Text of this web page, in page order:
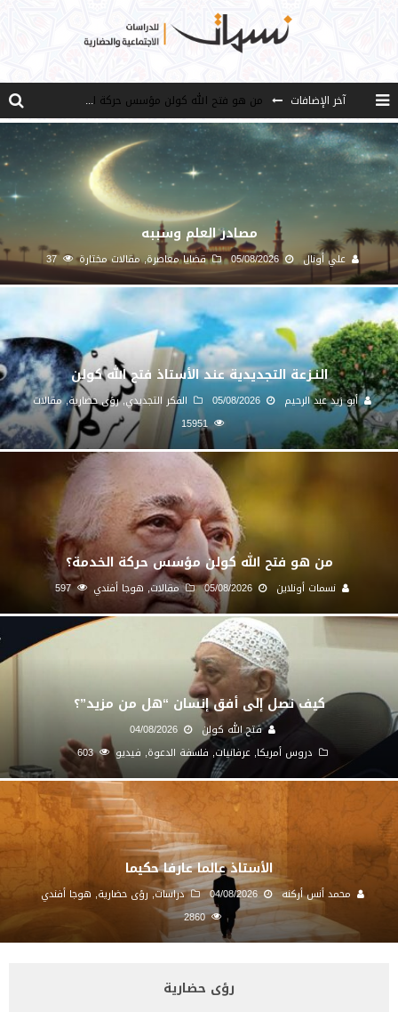
آخر الإضافات
كيف نصل إلى أفق إنسان “هل من مزيد”؟
الأستاذ عالما عارفا حكيما
مصادر العلم وسببه
النـزعة التجديدية عند الأستاذ فتح الله كولن
مصادر العلم وسببه
علي أونال 05/08/2026 قضايا معاصرة,مقالات مختارة 37
النـزعة التجديدية عند الأستاذ فتح الله كولن
أبو زيد عبد الرحيم 05/08/2026 الفكر التجديدي,رؤى حضارية,مقالات
15951
من هو فتح الله كولن مؤسس حركة الخدمة؟
نسمات أونلاين 05/08/2026 مقالات, هوجا أفندي 597
كيف نصل إلى أفق إنسان “هل من مزيد”؟
فتح الله كولن
04/08/2026
دروس أمريكا,عرفانيات, فلسفة الدعوة, فيديو 603
الأستاذ عالما عارفا حكيما
محمد أنس أركنه 04/08/2026 دراسات,رؤى حضارية, هوجا أفندي
2860
رؤى حضارية